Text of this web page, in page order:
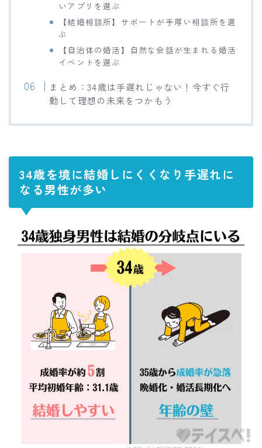
いアプリを選ぶ
【結婚相談所】サポートが手厚い相談所を選
ぶ
【自治体の婚活】自然な会話が生まれる婚活
イベントを選ぶ
まとめ：34歳は手遅れじゃない！今すぐ行
動して理想の未来をつかもう
34歳を境に結婚しにくくなり手遅れに
なる男性が多い